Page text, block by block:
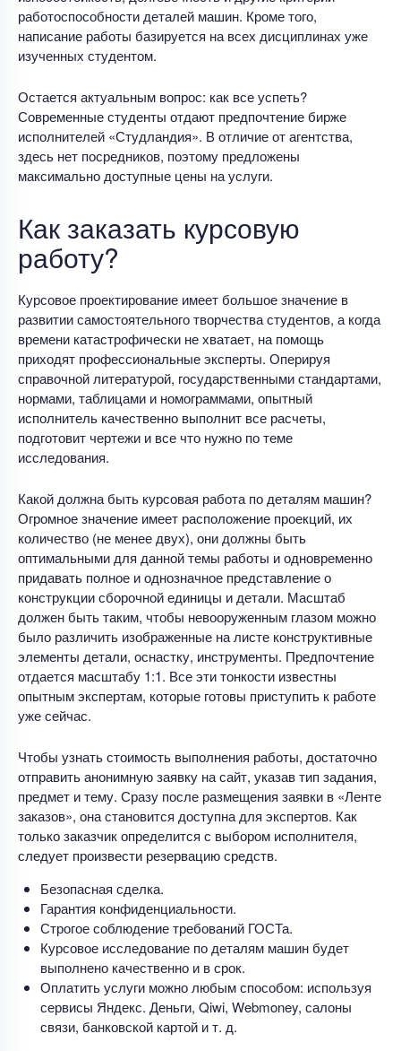
работоспособности деталей машин. Кроме того,
написание работы базируется на всех дисциплинах уже
изученных студентом.
Остается актуальным вопрос: как все успеть?
Современные студенты отдают предпочтение бирже
исполнителей «Студландия». В отличие от агентства,
здесь нет посредников, поэтому предложены
максимально доступные цены на услуги.
Как заказать курсовую
работу?
Курсовое проектирование имеет большое значение в
развитии самостоятельного творчества студентов, а когда
времени катастрофически не хватает, на помощь
приходят профессиональные эксперты. Оперируя
справочной литературой, государственными стандартами,
нормами, таблицами и номограммами, опытный
исполнитель качественно выполнит все расчеты,
подготовит чертежи и все что нужно по теме
исследования.
Какой должна быть курсовая работа по деталям машин?
Огромное значение имеет расположение проекций, их
количество (не менее двух), они должны быть
оптимальными для данной темы работы и одновременно
придавать полное и однозначное представление о
конструкции сборочной единицы и детали. Масштаб
должен быть таким, чтобы невооруженным глазом можно
было различить изображенные на листе конструктивные
элементы детали, оснастку, инструменты. Предпочтение
отдается масштабу 1:1. Все эти тонкости известны
опытным экспертам, которые готовы приступить к работе
уже сейчас.
Чтобы узнать стоимость выполнения работы, достаточно
отправить анонимную заявку на сайт, указав тип задания,
предмет и тему. Сразу после размещения заявки в «Ленте
заказов», она становится доступна для экспертов. Как
только заказчик определится с выбором исполнителя,
следует произвести резервацию средств.
Безопасная сделка.
Гарантия конфиденциальности.
Строгое соблюдение требований ГОСТа.
Курсовое исследование по деталям машин будет
выполнено качественно и в срок.
Оплатить услуги можно любым способом: используя
сервисы Яндекс. Деньги, Qiwi, Webmoney, салоны
связи, банковской картой и т. д.